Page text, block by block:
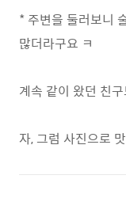
* 주변을 둘러보니
많더라구요 ㅋ
계속 같이 왔던 친
자, 그럼 사진으로